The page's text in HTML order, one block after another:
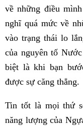
về những điều
nghĩ quá mức về
vào trạng thái lo
của nguyên tố
biệt là khi bạn
được sự căng thẳng.
Tin tốt là mọi thứ
năng lượng của